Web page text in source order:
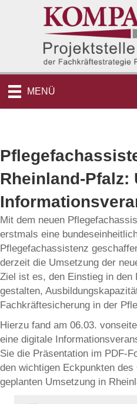
MENÜ
Rheinland-Pfalz:
Mit dem neuen
erstmals eine
Pflegefachassistenz
derzeit die Umsetzung der
Ziel ist es, den Einstieg in
gestalten,
Fachkräftesicherung in der
Hierzu fand am 06.03.
eine digitale
Sie die Präsentation im PDF-
den wichtigen Eckpunkten
geplanten Umsetzung in